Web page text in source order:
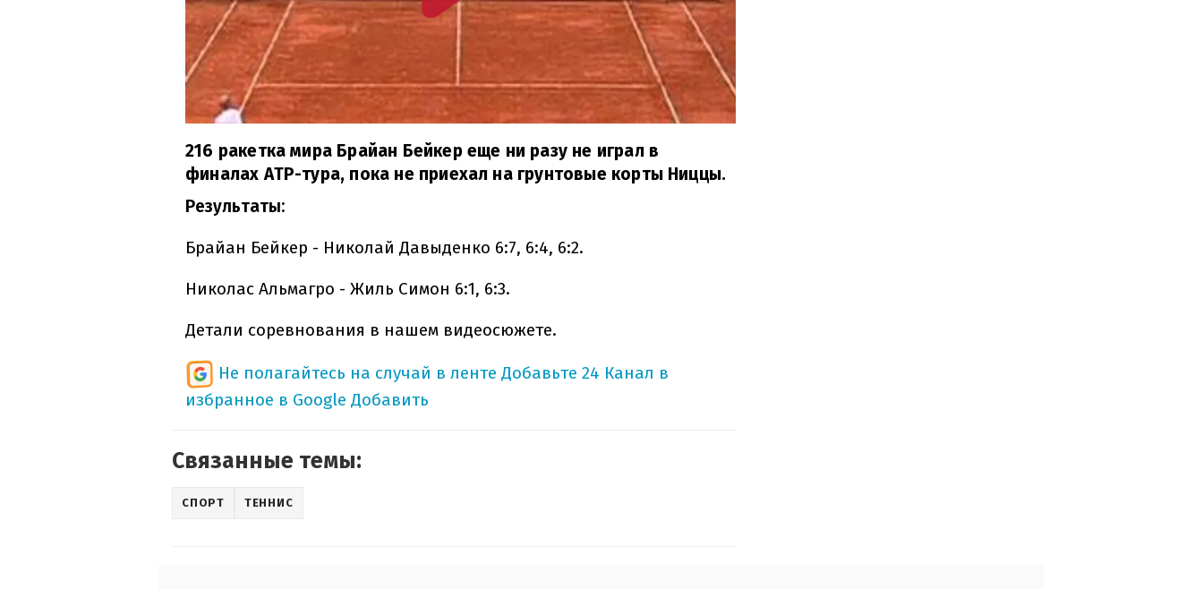
216 ракетка мира Брайан Бейкер еще ни разу не играл в
финалах АТР-тура, пока не приехал на грунтовые корты Ниццы.
Результаты:
Брайан Бейкер - Николай Давыденко 6:7, 6:4, 6:2.
Николас Альмагро - Жиль Симон 6:1, 6:3.
Детали соревнования в нашем видеосюжете.
Не полагайтесь на случай в ленте Добавьте 24 Канал в
избранное в Google Добавить
Связанные темы:
СПОРТ ТЕННИС